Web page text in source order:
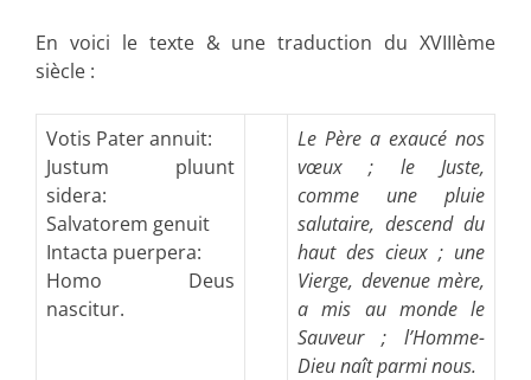
En voici le texte & une traduction du XVIIIème
siècle :
Votis Pater annuit:
Justum pluunt
sidera:
Salvatorem genuit
Intacta puerpera:
Homo Deus
nascitur.
Le Père a exaucé nos
vœux ; le Juste,
comme une pluie
salutaire, descend du
haut des cieux ; une
Vierge, devenue mère,
a mis au monde le
Sauveur ; l’Homme-
Dieu naît parmi nous.